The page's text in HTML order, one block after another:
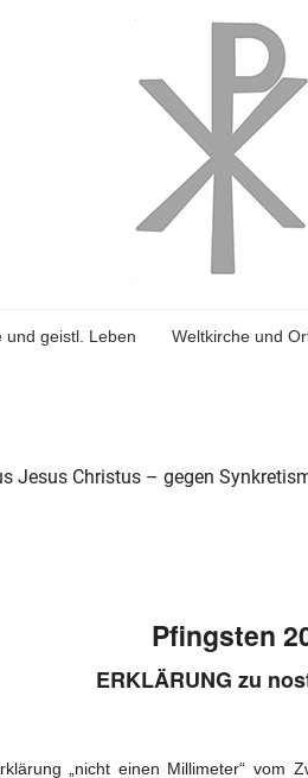
und geistl. Leben Weltkirche und
Jesus Christus – gegen
Pfingsten
ERKLÄRUNG zu
„nicht einen Millimeter“ vom